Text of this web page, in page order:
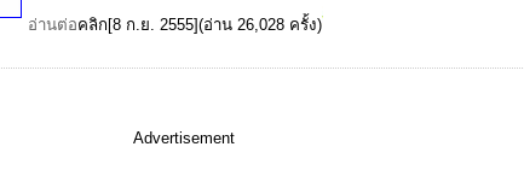
อ่านต่อคลิก[8 ก.ย. 2555](อ่าน 26,028 ครั้ง)
Advertisement